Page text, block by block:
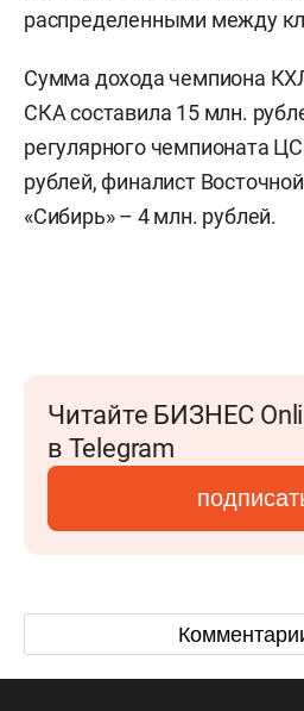
распределенными между
Сумма дохода чемпиона
СКА составила 15 млн.
регулярного чемпионата
рублей, финалист
«Сибирь» – 4 млн. рублей.
Читайте БИЗНЕС
в Telegram